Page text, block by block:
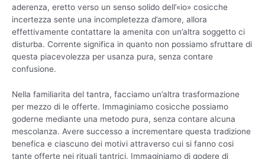
aderenza, eretto verso un senso solido dell’«io» cosicche
incertezza sente una incompletezza d’amore, allora
effettivamente contattare la amenita con un’altra soggetto ci
disturba. Corrente significa in quanto non possiamo sfruttare di
questa piacevolezza per usanza pura, senza contare
confusione.
Nella familiarita del tantra, facciamo un’altra trasformazione
per mezzo di le offerte. Immaginiamo cosicche possiamo
goderne mediante una metodo pura, senza contare alcuna
mescolanza. Avere successo a incrementare questa tradizione
benefica e ciascuno dei motivi attraverso cui si fanno cosi
tante offerte nei rituali tantrici. Immaginiamo di godere di